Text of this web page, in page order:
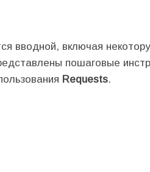
вводной, включая
пошаговые
Requests.